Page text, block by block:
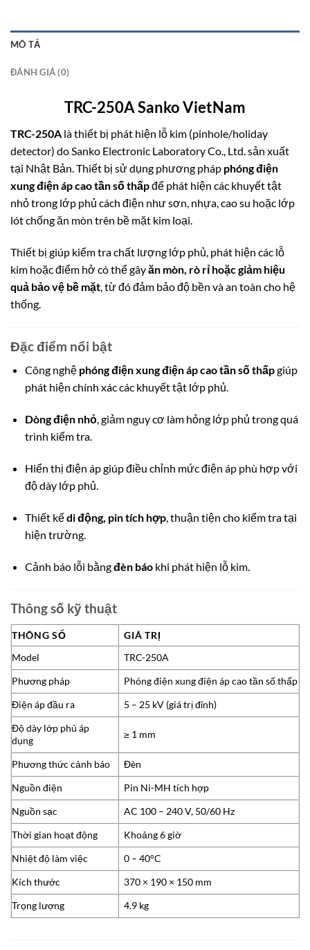
MÔ TẢ
ĐÁNH GIÁ (0)
TRC-250A Sanko VietNam
TRC-250A là thiết bị phát hiện lỗ kim (pinhole/holiday
detector) doSanko Electronic Laboratory Co., Ltd.sản xuất
tại Nhật Bản. Thiết bị sử dụng phương pháp phóng điện
xung điện áp cao tần số thấpđể phát hiện các khuyết tật
nhỏ trong lớp phủ cách điện như sơn, nhựa, cao su hoặc lớp
lót chống ăn mòn trên bề mặt kim loại.
Thiết bị giúp kiểm tra chất lượng lớp phủ, phát hiện các lỗ
kim hoặc điểm hở có thể gâyăn mòn, rò rỉ hoặc giảm hiệu
quả bảo vệ bề mặt, từ đó đảm bảo độ bền và an toàn cho hệ
thống.
Đặc điểm nổi bật
Công nghệ phóng điện xung điện áp cao tần số thấpgiúp
phát hiện chính xác các khuyết tật lớp phủ.
Dòng điện nhỏ, giảm nguy cơ làm hỏng lớp phủ trong quá
trình kiểm tra.
Hiển thị điện áp giúp điều chỉnh mức điện áp phù hợp với
độ dày lớp phủ.
Thiết kếdi động, pin tích hợp, thuận tiện cho kiểm tra tại
hiện trường.
Cảnh báo lỗi bằngđèn báokhi phát hiện lỗ kim.
Thông số kỹ thuật
THÔNG SỐ
GIÁ TRỊ
Model
TRC-250A
Phương pháp
Phóng điện xung điện áp cao tần số thấp
Điện áp đầu ra
5 – 25 kV (giá trị đỉnh)
Độ dày lớp phủ áp
dụng
≥ 1 mm
Phương thức cảnh báo
Đèn
Nguồn điện
Pin Ni-MH tích hợp
Nguồn sạc
AC 100 – 240 V, 50/60 Hz
Thời gian hoạt động
Khoảng 6 giờ
Nhiệt độ làm việc
0 – 40°C
Kích thước
370 × 190 × 150 mm
Trọng lượng
4.9 kg